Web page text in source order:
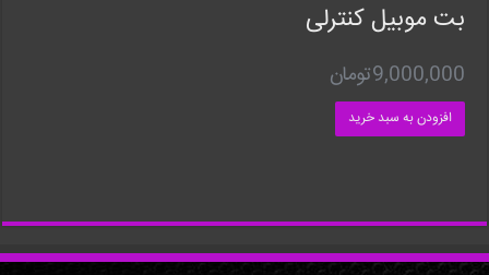
بت موبیل کنترلی
9,000,000تومان
افزودن به سبد خرید